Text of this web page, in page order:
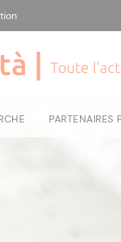
| Toute
PARTENAIRES